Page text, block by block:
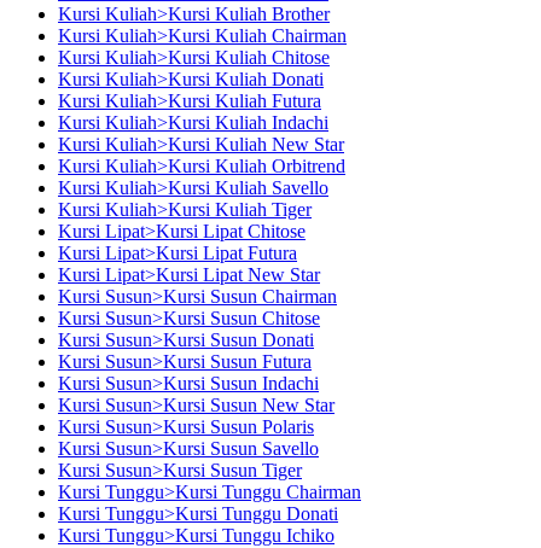
Kursi Kuliah>Kursi Kuliah Brother
Kursi Kuliah>Kursi Kuliah Chairman
Kursi Kuliah>Kursi Kuliah Chitose
Kursi Kuliah>Kursi Kuliah Donati
Kursi Kuliah>Kursi Kuliah Futura
Kursi Kuliah>Kursi Kuliah Indachi
Kursi Kuliah>Kursi Kuliah New Star
Kursi Kuliah>Kursi Kuliah Orbitrend
Kursi Kuliah>Kursi Kuliah Savello
Kursi Kuliah>Kursi Kuliah Tiger
Kursi Lipat>Kursi Lipat Chitose
Kursi Lipat>Kursi Lipat Futura
Kursi Lipat>Kursi Lipat New Star
Kursi Susun>Kursi Susun Chairman
Kursi Susun>Kursi Susun Chitose
Kursi Susun>Kursi Susun Donati
Kursi Susun>Kursi Susun Futura
Kursi Susun>Kursi Susun Indachi
Kursi Susun>Kursi Susun New Star
Kursi Susun>Kursi Susun Polaris
Kursi Susun>Kursi Susun Savello
Kursi Susun>Kursi Susun Tiger
Kursi Tunggu>Kursi Tunggu Chairman
Kursi Tunggu>Kursi Tunggu Donati
Kursi Tunggu>Kursi Tunggu Ichiko